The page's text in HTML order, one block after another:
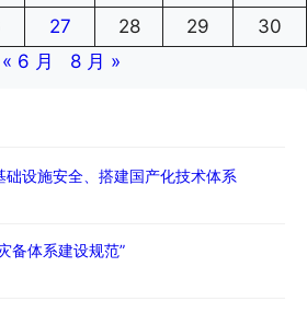
27 28 29
30
« 6 月
8 月 »
设施安全、搭建国产化技术体系
备体系建设规范”